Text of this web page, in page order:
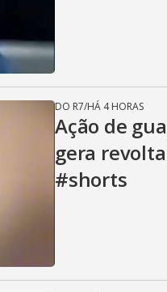
DO R7/HÁ 4 HORAS
Ação de
gera
#shorts